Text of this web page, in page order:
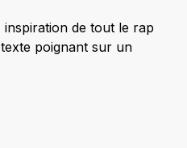
inspiration de tout le rap
poignant sur un